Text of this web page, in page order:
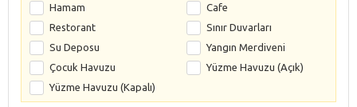
Hamam
Cafe
Restorant
Sınır Duvarları
Su Deposu
Yangın Merdiveni
Çocuk Havuzu
Yüzme Havuzu (Açık)
Yüzme Havuzu (Kapalı)